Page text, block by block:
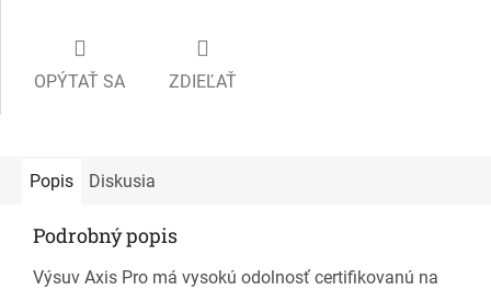
OPÝTAŤ SA ZDIEĽAŤ
Popis Diskusia
Podrobný popis
Výsuv Axis Pro má vysokú odolnosť certifikovanú na